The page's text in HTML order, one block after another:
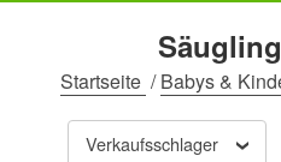
Startseite /Babys &
Verkaufsschlager